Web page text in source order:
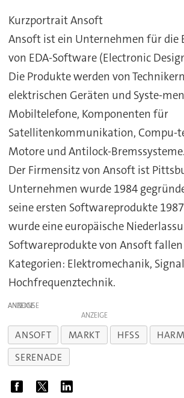
Kurzportrait Ansoft
Ansoft ist ein Unternehmen für die
von EDA-Software (Electronic
Die Produkte werden von
elektrischen Geräten und Syste-
Mobiltelefone, Komponenten für
Satellitenkommunikation, Compu-
Motore und Antilock-Bremssysteme.
Der Firmensitz von Ansoft ist
Unternehmen wurde 1984
seine ersten Softwareprodukte
wurde eine europäische
Softwareprodukte von Ansoft
Kategorien: Elektromechanik,
Hochfrequenztechnik.
ANZEIGE
ANZEIGE
ANSOFT MARKT HFSS
SERENADE